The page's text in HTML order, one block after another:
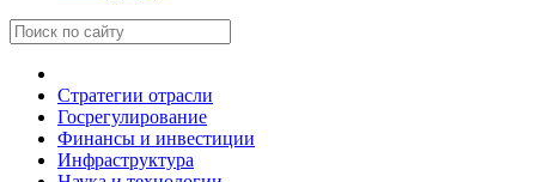
Стратегии отрасли
Госрегулирование
Финансы и инвестиции
Инфраструктура